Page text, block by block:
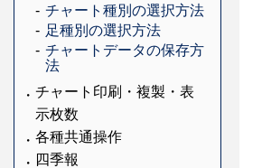
チャート種別の選択方法
足種別の選択方法
チャートデータの保存方
法
チャート印刷・複製・表
示枚数
各種共通操作
四季報